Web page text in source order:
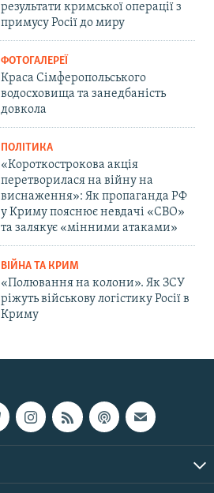
результати кримської операції з
примусу Росії до миру
ФОТОГАЛЕРЕЇ
Краса Сімферопольського
водосховища та занедбаність
довкола
ПОЛІТИКА
«Короткострокова акція
перетворилася на війну на
виснаження»: Як пропаганда РФ
у Криму пояснює невдачі «СВО»
та залякує «мінними атаками»
ВІЙНА ТА КРИМ
«Полювання на колони». Як ЗСУ
ріжуть військову логістику Росії в
Криму